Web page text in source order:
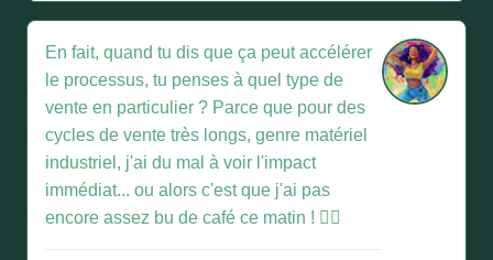
En fait, quand tu dis que ça peut accélérer
le processus, tu penses à quel type de
vente en particulier ? Parce que pour des
cycles de vente très longs, genre matériel
industriel, j'ai du mal à voir l'impact
immédiat... ou alors c'est que j'ai pas
encore assez bu de café ce matin ! 🤦‍♀️